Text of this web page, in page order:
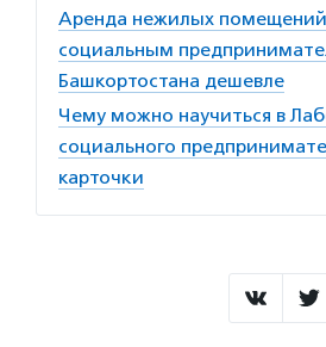
Аренда нежилых
социальным
Башкортостана дешевле
Чему можно научиться в
социального
карточки